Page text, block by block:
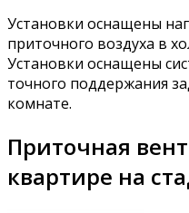
Установки оснащены
приточного воздуха в
Установки оснащены
точного поддержания
комнате.
Приточная
квартире на